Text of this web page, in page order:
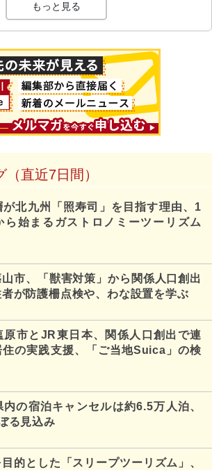
もっと見る
（直近7日間）
北九州「照寿司」を目指す理由、1
ら始まるガストロノミーツーリズム
市、「獣害対策」から関係人口創出
が防護柵点検や、わな設置を学ぶ
原市とJR東日本、関係人口創出で連
住の実践支援、「ご当地Suica」の検
の宿泊キャンセルは約6.5万人泊、
る見込み
的とした「スリープツーリズム」、